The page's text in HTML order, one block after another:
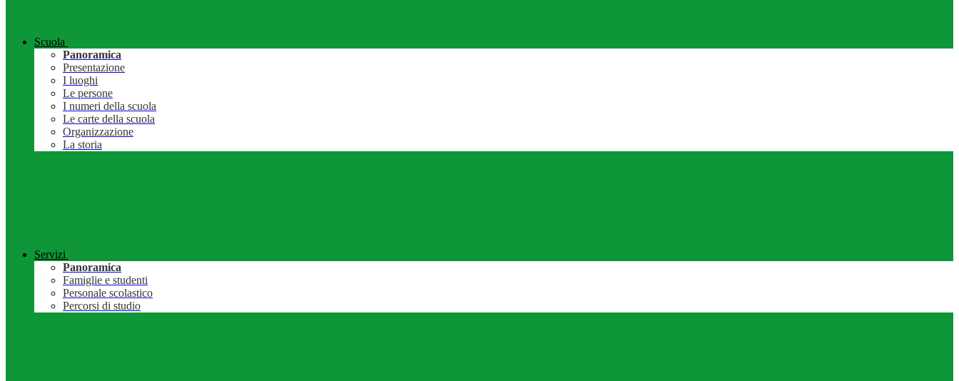
Scuola
Panoramica
Presentazione
I luoghi
Le persone
I numeri della scuola
Le carte della scuola
Organizzazione
La storia
Servizi
Panoramica
Famiglie e studenti
Personale scolastico
Percorsi di studio